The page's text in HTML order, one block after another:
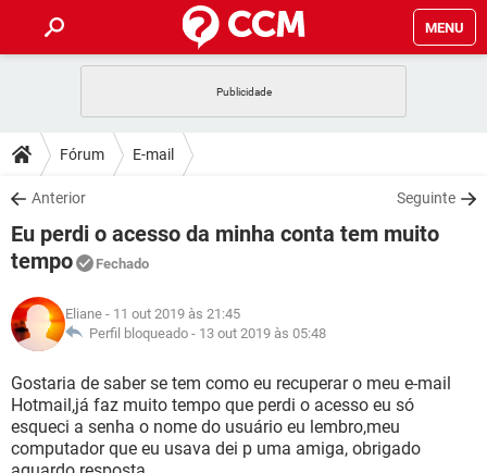
MENU
CELULAR
OUTLOOK
INSTAGRAM GMAIL
GUIA DE COMPRAS
DICAS
JOGOS
OUTLOOK
GUIA DE COMPRAS
DOWNLOADS
JOGOS WHATSAPP
CELULAR
OUTLOOK
INSTAGRAM
GUIA DE COMPRAS
FÓRUM
CELULAR FACEBOOK
INSTAGRAM GMAIL
GUIA DE COMPRAS
GLOSSÁRIO
JOGOS
CELULAR FACEBOOK
OUTLOOK EXCEL
INSTAGRAM GMAIL
Fórum E-mail
Anterior Seguinte
Eu perdi o acesso da minha conta tem muito
tempo
Fechado
Eliane - 11 out 2019 às 21:45
Perfil bloqueado - 13 out 2019 às 05:48
Gostaria de saber se tem como eu recuperar o meu e-mail
Hotmail,já faz muito tempo que perdi o acesso eu só
esqueci a senha o nome do usuário eu lembro,meu
computador que eu usava dei p uma amiga, obrigado